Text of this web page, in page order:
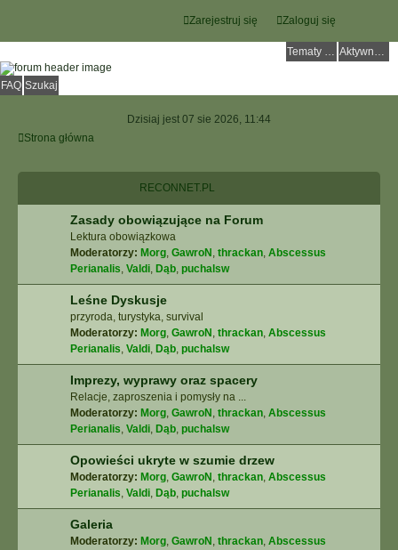
Zaloguj się
Zarejestruj się
Tematy bez odpowiedzi Aktywne tematy
FAQ Szukaj
Dzisiaj jest 07 sie 2026, 11:44
Strona główna
RECONNET.PL
Zasady obowiązujące na Forum
Lektura obowiązkowa
Moderatorzy: Morg, GawroN , thrackan, Abscessus
Perianalis, Valdi, Dąb, puchalsw
Leśne Dyskusje
przyroda, turystyka, survival
Moderatorzy: Morg, GawroN , thrackan, Abscessus
Perianalis, Valdi, Dąb, puchalsw
Imprezy, wyprawy oraz spacery
Relacje, zaproszenia i pomysły na ...
Moderatorzy: Morg, GawroN , thrackan, Abscessus
Perianalis, Valdi, Dąb, puchalsw
Opowieści ukryte w szumie drzew
Moderatorzy: Morg, GawroN , thrackan, Abscessus
Perianalis, Valdi, Dąb, puchalsw
Galeria
Moderatorzy: Morg, GawroN , thrackan, Abscessus